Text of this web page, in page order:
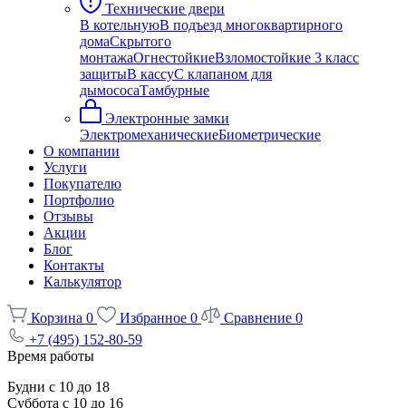
Технические двери
В котельнуюВ подъезд многоквартирного
домаСкрытого
монтажаОгнестойкиеВзломостойкие 3 класс
защитыВ кассуС клапаном для
дымососаТамбурные
Электронные замки
ЭлектромеханическиеБиометрические
О компании
Услуги
Покупателю
Портфолио
Отзывы
Акции
Блог
Контакты
Калькулятор
Корзина 0 Избранное 0 Сравнение 0
+7 (495) 152-80-59
Время работы
Будни с 10 до 18
Суббота с 10 до 16